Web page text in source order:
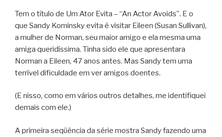
Tem o título de Um Ator Evita – “An Actor Avoids”. E o
que Sandy Kominsky evita é visitar Eileen (Susan Sullivan),
a mulher de Norman, seu maior amigo e ela mesma uma
amiga queridíssima. Tinha sido ele que apresentara
Norman a Eileen, 47 anos antes. Mas Sandy tem uma
terrível dificuldade em ver amigos doentes.
(E nisso, como em vários outros detalhes, me identifiquei
demais com ele.)
A primeira seqüência da série mostra Sandy fazendo uma